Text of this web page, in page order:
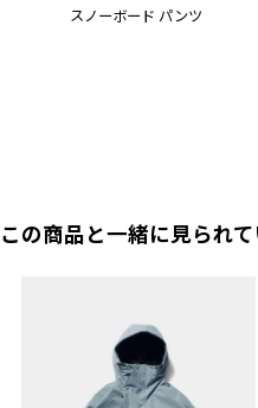
スノーボード パンツ
この商品と一緒に見られ